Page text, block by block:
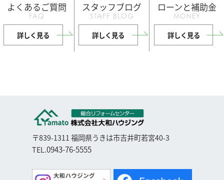
よくあるご質問
FAQ
詳しく見る
スタッフブログ
STAFF BLOG
詳しく見る
ローンと補助金
MONEY
詳しく見る
〒839-1311 福岡県うきは市吉井町若宮40-3
TEL.0943-76-5555